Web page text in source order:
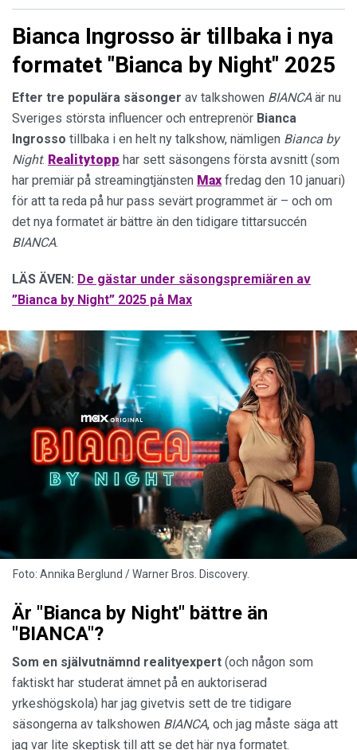
Bianca Ingrosso är tillbaka i nya
formatet "Bianca by Night" 2025
Efter tre populära säsonger av talkshowen BIANCA är nu
Sveriges största influencer och entreprenör Bianca
Ingrosso tillbaka i en helt ny talkshow, nämligen Bianca by
Night. Realitytopp har sett säsongens första avsnitt (som
har premiär på streamingtjänsten Max fredag den 10 januari)
för att ta reda på hur pass sevärt programmet är – och om
det nya formatet är bättre än den tidigare tittarsuccén
BIANCA.
LÄS ÄVEN: De gästar under säsongspremiären av
”Bianca by Night” 2025 på Max
Foto: Annika Berglund / Warner Bros. Discovery.
Är "Bianca by Night" bättre än
"BIANCA"?
Som en självutnämnd realityexpert (och någon som
faktiskt har studerat ämnet på en auktoriserad
yrkeshögskola) har jag givetvis sett de tre tidigare
säsongerna av talkshowen BIANCA, och jag måste säga att
jag var lite skeptisk till att se det här nya formatet.